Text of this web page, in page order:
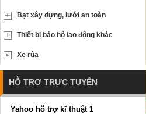
Bạt xây dựng, lưới an toàn
Thiết bị bảo hộ lao động khác
Xe rùa
HỖ TRỢ TRỰC TUYẾN
Yahoo hỗ trợ kĩ thuật 1